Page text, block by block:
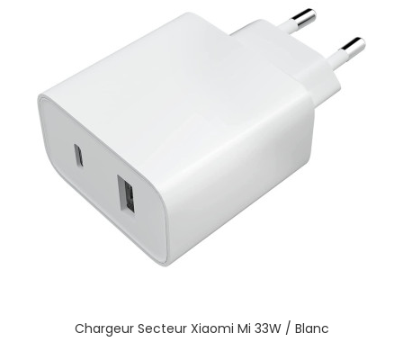
Chargeur Secteur Xiaomi Mi 33W / Blanc